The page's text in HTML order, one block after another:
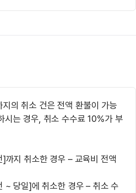
의 취소 건은 전액 환불이 가능
시는 경우, 취소 수수료 10%가 부
까지 취소한 경우 – 교육비 전액
~ 당일]에 취소한 경우 – 취소 수